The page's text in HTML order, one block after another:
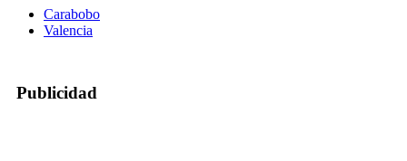
Carabobo
Valencia
Publicidad